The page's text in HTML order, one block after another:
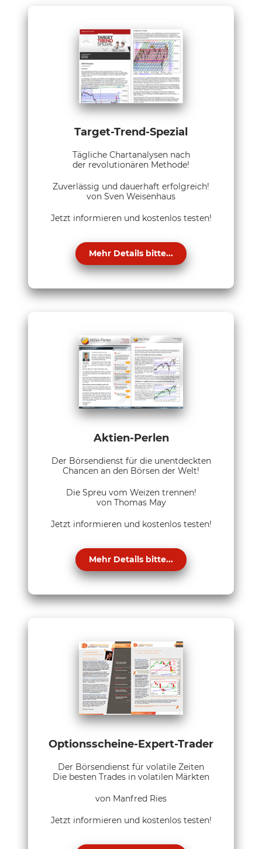
Target-Trend-Spezial
Tägliche Chartanalysen nach
der revolutionären Methode!
Zuverlässig und dauerhaft erfolgreich!
von Sven Weisenhaus
Jetzt informieren und kostenlos testen!
Mehr Details bitte...
Aktien-Perlen
Der Börsendienst für die unentdeckten
Chancen an den Börsen der Welt!
Die Spreu vom Weizen trennen!
von Thomas May
Jetzt informieren und kostenlos testen!
Mehr Details bitte...
Optionsscheine-Expert-Trader
Der Börsendienst für volatile Zeiten
Die besten Trades in volatilen Märkten
von Manfred Ries
Jetzt informieren und kostenlos testen!